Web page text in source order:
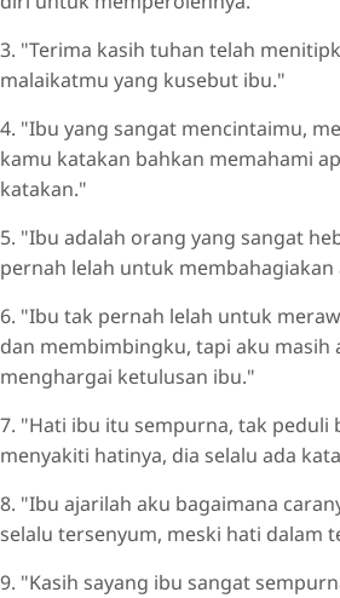
3. "Terima kasih tuhan telah
malaikatmu yang kusebut ibu."
4. "Ibu yang sangat mencintaimu,
kamu katakan bahkan memahami
katakan."
5. "Ibu adalah orang yang sangat
pernah lelah untuk membahagiakan
6. "Ibu tak pernah lelah untuk
dan membimbingku, tapi aku masih
menghargai ketulusan ibu."
7. "Hati ibu itu sempurna, tak peduli
menyakiti hatinya, dia selalu ada
8. "Ibu ajarilah aku bagaimana
selalu tersenyum, meski hati dalam
9. "Kasih sayang ibu sangat